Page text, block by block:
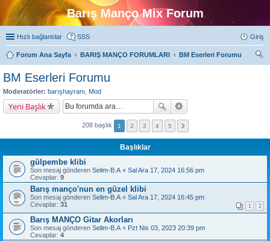
Barış Manço Mix Forum
Hızlı bağlantılar SSS Giriş
Forum Ana Sayfa BARIŞ MANÇO FORUMLARI
BM Eserleri Forumu
BM Eserleri Forumu
Moderatörler: barışhayranı Mod
Yeni Başlık
208 başlık 1 2 3 4 5
Başlıklar
gülpembe klibi
Son mesaj gönderen Selim-B.A « Sal Ara 17, 2024 16:56 pm
Cevaplar: 9
Barış manço'nun en güzel klibi
Son mesaj gönderen Selim-B.A « Sal Ara 17, 2024 16:45 pm
Cevaplar: 31 1 2
Barış MANÇO Gitar Akorları
Son mesaj gönderen Selim-B.A « Pzt Nis 03, 2023 20:39 pm
Cevaplar: 4